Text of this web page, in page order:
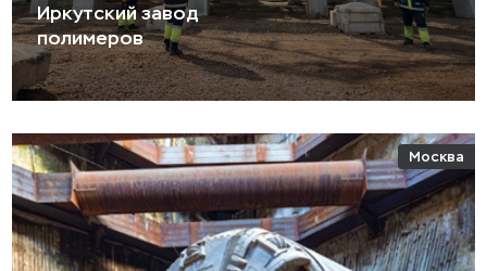
Иркутский завод
полимеров
Москва